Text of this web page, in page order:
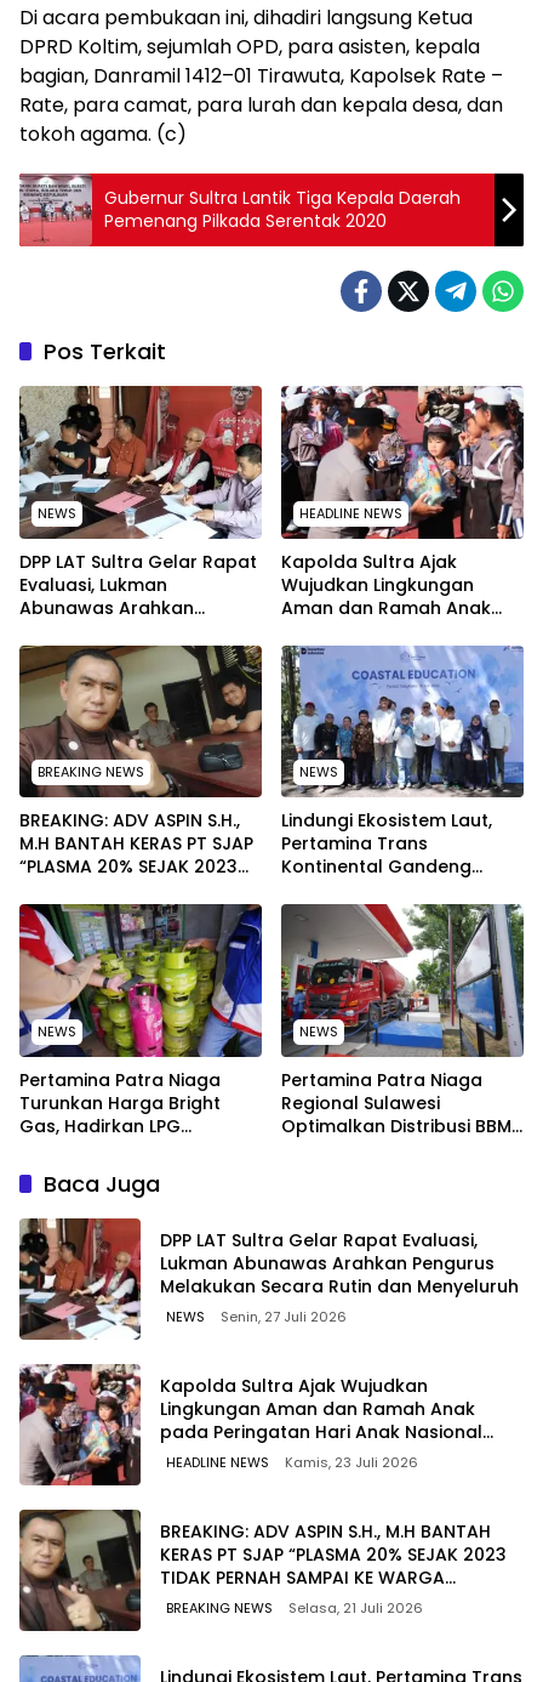
Di acara pembukaan ini, dihadiri langsung Ketua
DPRD Koltim, sejumlah OPD, para asisten, kepala
bagian, Danramil 1412–01 Tirawuta, Kapolsek Rate –
Rate, para camat, para lurah dan kepala desa, dan
tokoh agama. (c)
Gubernur Sultra Lantik Tiga Kepala Daerah
Pemenang Pilkada Serentak 2020
Pos Terkait
NEWS
‎DPP LAT Sultra Gelar Rapat
Evaluasi, Lukman
Abunawas Arahkan
Secara Rutin dan
Menyeluruh
HEADLINE NEWS
Kapolda Sultra Ajak
Wujudkan Lingkungan
Aman dan Ramah Anak
Nasional 2026
BREAKING NEWS
BREAKING: ADV ASPIN S.H.,
M.H BANTAH KERAS PT SJAP
“PLASMA 20% SEJAK 2023
WARGA WAWOONE!
NEWS
Lindungi Ekosistem Laut,
Pertamina Trans
Kontinental Gandeng
Kebersihan Pantai di
Bitung, Sulawesi
NEWS
Pertamina Patra Niaga
Turunkan Harga Bright
Gas, Hadirkan LPG
Lebih Kompetitif
NEWS
Pertamina Patra Niaga
Regional Sulawesi
Optimalkan Distribusi BBM
Baca Juga
‎DPP LAT Sultra Gelar Rapat Evaluasi,
Lukman Abunawas Arahkan Pengurus
Melakukan Secara Rutin dan Menyeluruh
NEWS Senin, 27 Juli 2026
Kapolda Sultra Ajak Wujudkan
Lingkungan Aman dan Ramah Anak
pada Peringatan Hari Anak Nasional
2026
HEADLINE NEWS Kamis, 23 Juli 2026
BREAKING: ADV ASPIN S.H., M.H BANTAH
KERAS PT SJAP “PLASMA 20% SEJAK 2023
TIDAK PERNAH SAMPAI KE WARGA
WAWOONE!
BREAKING NEWS Selasa, 21 Juli 2026
Lindungi Ekosistem Laut, Pertamina Trans